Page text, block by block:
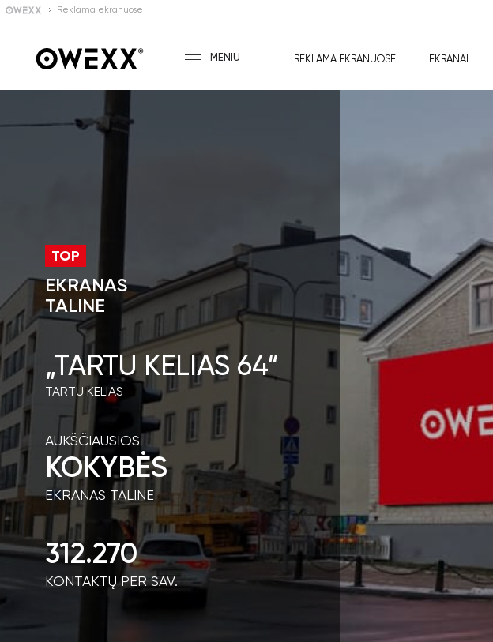
Reklama ekranuose
MENIU REKLAMA EKRANUOSE EKRANAI
TOP
EKRANAS
TALINE
„TARTU KELIAS 64“
TARTU KELIAS
AUKŠČIAUSIOS
KOKYBĖS
EKRANAS TALINE
312.270
KONTAKTŲ PER SAV.